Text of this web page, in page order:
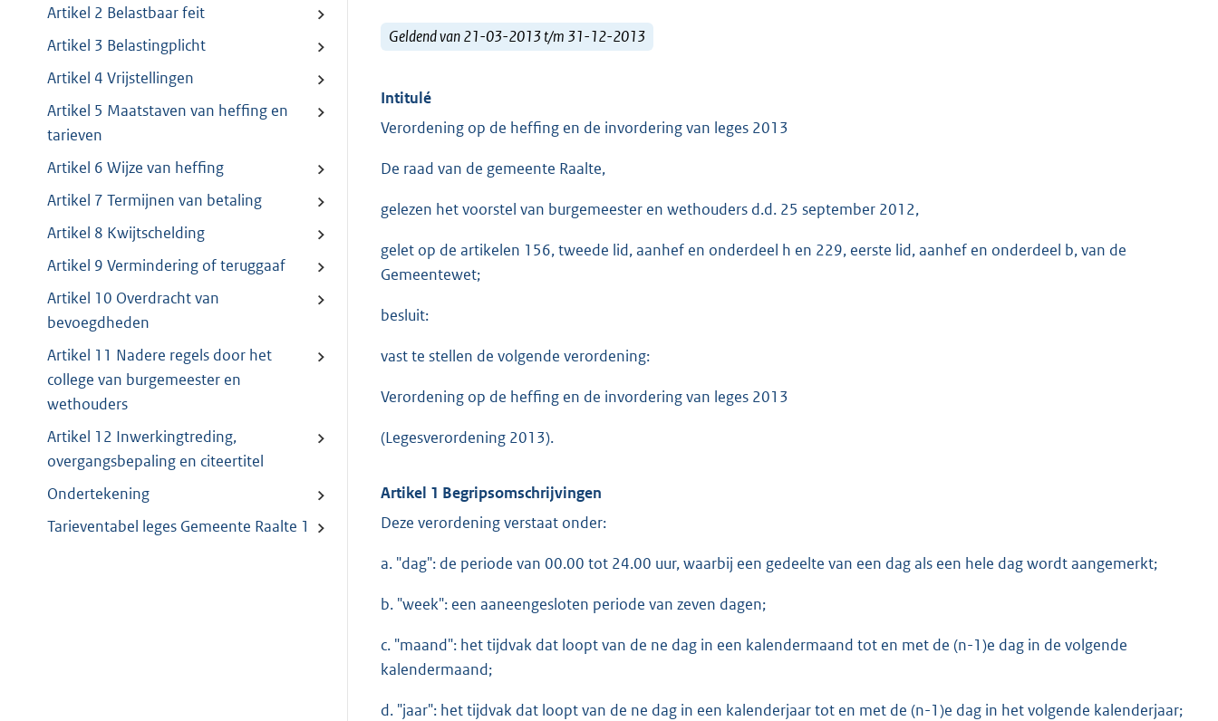
Artikel 2 Belastbaar feit
Artikel 3 Belastingplicht
Artikel 4 Vrijstellingen
Artikel 5 Maatstaven van heffing en
tarieven
Artikel 6 Wijze van heffing
Artikel 7 Termijnen van betaling
Artikel 8 Kwijtschelding
Artikel 9 Vermindering of teruggaaf
Artikel 10 Overdracht van
bevoegdheden
Artikel 11 Nadere regels door het
college van burgemeester en
wethouders
Artikel 12 Inwerkingtreding,
overgangsbepaling en citeertitel
Ondertekening
Tarieventabel leges Gemeente Raalte 1
Geldend van 21-03-2013 t/m 31-12-2013
Intitulé
Verordening op de heffing en de invordering van leges 2013
De raad van de gemeente Raalte,
gelezen het voorstel van burgemeester en wethouders d.d. 25 september 2012,
gelet op de artikelen 156, tweede lid, aanhef en onderdeel h en 229, eerste lid, aanhef en onderdeel b, van de
Gemeentewet;
besluit:
vast te stellen de volgende verordening:
Verordening op de heffing en de invordering van leges 2013
(Legesverordening 2013).
Artikel 1 Begripsomschrijvingen
Deze verordening verstaat onder:
a. "dag": de periode van 00.00 tot 24.00 uur, waarbij een gedeelte van een dag als een hele dag wordt aangemerkt;
b. "week": een aaneengesloten periode van zeven dagen;
c. "maand": het tijdvak dat loopt van de ne dag in een kalendermaand tot en met de (n-1)e dag in de volgende
kalendermaand;
d. "jaar": het tijdvak dat loopt van de ne dag in een kalenderjaar tot en met de (n-1)e dag in het volgende kalenderjaar;